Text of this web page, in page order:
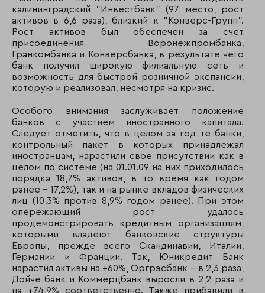
153 139 АКБ МИБ
154
155 157 Региобанк
156 219 Морской банк
157 154
СКБ Приморья
Примсоцбанк
159 210 Нота-банк
160 173 Спурт-Банк
161 183 КБ БФГ-кредит
162 177
Новосибирский
муниципальный
163 196 АКБ «ФОРА-Банк»
калининградский "Инвестбанк" (97 место, рост
активов в 6,6 раза), близкий к "Конверс-Групп".
Рост активов был обеспечен за счет
присоединения Воронежпромбанка,
Гранкомбанка и Конверсбанка, в результате чего
банк получил широкую филиальную сеть и
возможность для быстрой розничной экспансии,
которую и реализовал, несмотря на кризис.
Особого внимания заслуживает положение
банков с участием иностранного капитала.
Следует отметить, что в целом за год те банки,
контрольный пакет в которых принадлежал
иностранцам, нарастили свое присутствии как в
целом по системе (на 01.01.09 на них приходилось
порядка 18,7% активов, в то время как годом
ранее – 17,2%), так и на рынке вкладов физических
лиц (10,3% против 8,9% годом ранее). При этом
опережающий рост удалось
продемонстрировать кредитным организациям,
которыми владеют банковские структуры
Европы, прежде всего Скандинавии, Италии,
Германии и Франции. Так, Юникредит Банк
нарастил активы на +60%, Оргрэсбанк – в 2,3 раза,
Дойче банк и Коммерцбанк выросли в 2,2 раза и
на +74,9% соответственно. Также прибавили в